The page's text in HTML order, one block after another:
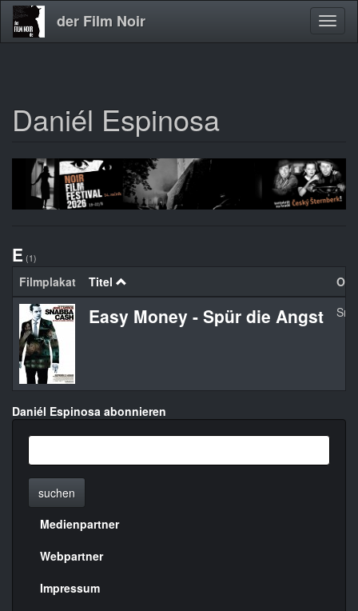
Direkt
zum
der Film Noir
Daniél Espinosa
E (1)
Filmplakat Titel
Easy Money - Spür die Angst
Daniél Espinosa abonnieren
suchen
Menülinks
rechte
Seite
Medienpartner
Webpartner
Impressum